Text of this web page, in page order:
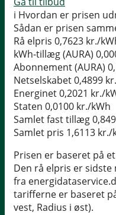
i Hvordan er prisen
Sådan er prisen
Rå elpris 0,7623 kr./
kWh-tillæg (AURA)
Abonnement (AURA)
Netselskabet0,4899
Energinet0,2021 kr./
Staten 0,0100 kr./kWh
Samlet fast tillæg
Samlet pris 1,6113 kr./
Prisen er baseret på
Den rå elpris er
fra
tarifferne er baseret
vest, Radius i øst).